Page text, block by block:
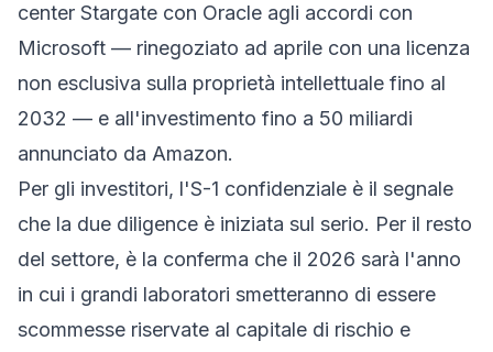
center Stargate con Oracle agli accordi con
Microsoft — rinegoziato ad aprile con una licenza
non esclusiva sulla proprietà intellettuale fino al
2032 — e all'investimento fino a 50 miliardi
annunciato da Amazon.
Per gli investitori, l'S-1 confidenziale è il segnale
che la due diligence è iniziata sul serio. Per il resto
del settore, è la conferma che il 2026 sarà l'anno
in cui i grandi laboratori smetteranno di essere
scommesse riservate al capitale di rischio e